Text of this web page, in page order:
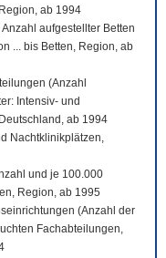
ab 1994
aufgestellter Betten
... bis Betten, Region, ab
(Anzahl
Intensiv- und
ab 1994
Nachtklinikplätzen,
und je 100.000
Region, ab 1995
(Anzahl der
Fachabteilungen,